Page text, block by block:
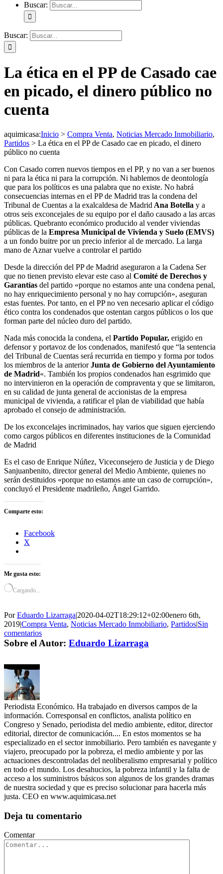
Buscar:
Buscar:
La ética en el PP de Casado cae
en picado, el dinero público no
cuenta
aquimicasa:Inicio > Compra Venta, Noticias Mercado Inmobiliario,
Partidos > La ética en el PP de Casado cae en picado, el dinero
público no cuenta
Con Casado corren nuevos tiempos en el PP, y no van a ser buenos
ni para la ética ni para la corrupción. Ni hablemos de deontología
que para los políticos es una palabra que no existe. No habrá
consecuencias internas en el PP de Madrid tras la condena del
Tribunal de Cuentas a la exalcaldesa de Madrid Ana Botella y a
otros seis exconcejales de su equipo por el daño causado a las arcas
públicas. Quebranto económico producido al vender viviendas
públicas de la Empresa Municipal de Vivienda y Suelo (EMVS)
a un fondo buitre por un precio inferior al de mercado. La larga
mano de Aznar vuelve a controlar el partido
Desde la dirección del PP de Madrid aseguraron a la Cadena Ser
que no tienen previsto elevar este caso al Comité de Derechos y
Garantías del partido «porque no estamos ante una condena penal,
no hay enriquecimiento personal y no hay corrupción», aseguran
estas fuentes. Por tanto, en el PP no ven necesario aplicar el código
ético contra los condenados que ostentan cargos públicos o los que
forman parte del núcleo duro del partido.
Nada más conocida la condena, el Partido Popular, erigido en
defensor y portavoz de los condenados, manifestó que “la sentencia
del Tribunal de Cuentas será recurrida en tiempo y forma por todos
los miembros de la anteriorJunta de Gobierno del Ayuntamiento
de Madrid«. También los propios condenados han esgrimido que
no intervinieron en la operación de compraventa y que se limitaron,
en su calidad de junta general de accionistas de la empresa
municipal de vivienda, a ratificar el plan de viabilidad que había
aprobado el consejo de administración.
De los exconcelajes incriminados, hay varios que siguen ejerciendo
como cargos públicos en diferentes instituciones de la Comunidad
de Madrid
Es el caso de Enrique Núñez, Viceconsejero de Justicia y de Diego
Sanjuanbenito, director general del Medio Ambiente, quienes no
serán destituidos «porque no estamos ante un caso de corrupción»,
concluyó el Presidente madrileño, Ángel Garrido.
Comparte esto:
Facebook
X
Me gusta esto:
Cargando...
PorEduardo Lizarraga|2020-04-02T18:29:12+02:00enero 6th,
2019|Compra Venta, Noticias Mercado Inmobiliario, Partidos|Sin
comentarios
Sobre el Autor: Eduardo Lizarraga
Periodista Económico. Ha trabajado en diversos campos de la
información. Corresponsal en conflictos, analista político en
Congreso y Senado, periodista del medio ambiente, editor, director
editorial, director de comunicación.... En estos momentos se ha
especializado en el sector inmobiliario. Pero también es navegante y
viajero, preocupado por la pobreza, el medio ambiente y por las
actuaciones descontroladas del neoliberalismo empresarial y político
en todo el mundo. Los desahucios, la pobreza infantil y la falta de
acceso a los suministros básicos son algunos de los grandes dramas
de nuestra sociedad y que es preciso solucionar para hacerla más
justa. CEO en www.aquimicasa.net
Deja tu comentario
Comentar